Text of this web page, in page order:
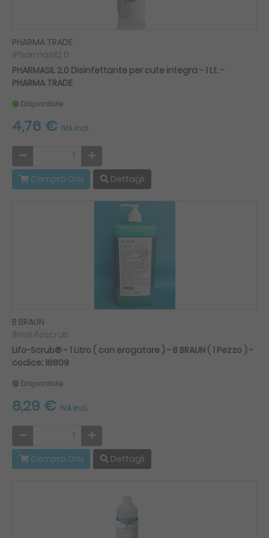
PHARMA TRADE
1Pharmasil2.0
PHARMASIL 2.0 Disinfettante per cute integra - 1 Lt. -
PHARMA TRADE
Disponibile
4,76 € IVA incl.
Compra Ora Dettagli
B BRAUN
1litroLifoscrub
Lifo-Scrub® - 1 Litro ( con erogatore ) - B BRAUN ( 1 Pezzo ) -
codice: 18809
Disponibile
8,29 € IVA incl.
Compra Ora Dettagli